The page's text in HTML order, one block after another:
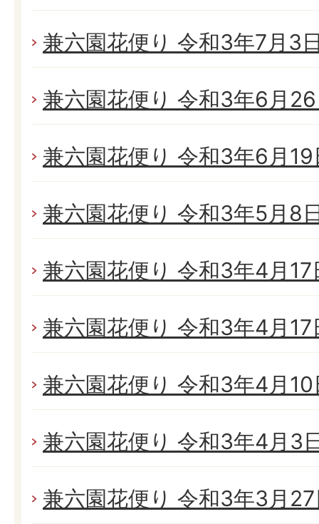
兼六園花便り 令和3年7月3
兼六園花便り 令和3年6月
兼六園花便り 令和3年6月
兼六園花便り 令和3年5月8
兼六園花便り 令和3年4月
兼六園花便り 令和3年4月
兼六園花便り 令和3年4月
兼六園花便り 令和3年4月3
兼六園花便り 令和3年3月